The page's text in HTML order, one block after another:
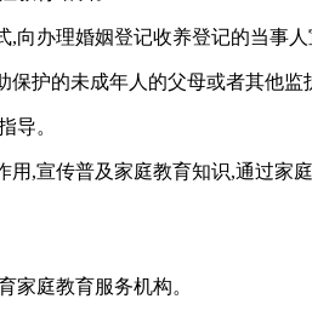
办理婚姻登记收养登记的当事人
护的未成年人的父母或者其他监
导。
,宣传普及家庭教育知识,通过家
家庭教育服务机构。